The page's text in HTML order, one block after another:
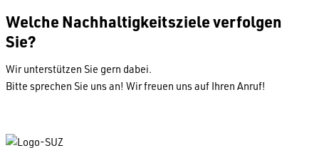
Welche Nachhaltigkeitsziele verfolgen
Sie?
Wir unterstützen Sie gern dabei.
Bitte sprechen Sie uns an! Wir freuen uns auf Ihren Anruf!